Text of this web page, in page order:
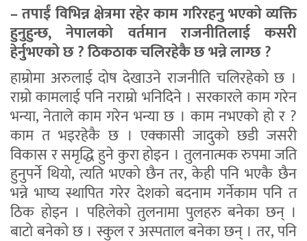
– तपाईं विभिन्न क्षेत्रमा रहेर काम गरिरहनु भएको व्यक्ति
हुनुहुन्छ, नेपालको वर्तमान राजनीतिलाई कसरी
हेर्नुभएको छ ? ठिकठाक चलिरहेकै छ भन्ने लाग्छ ?
हाम्रोमा अरुलाई दोष देखाउने राजनीति चलिरहेको छ ।
राम्रो कामलाई पनि नराम्रो भनिदिने । सरकारले काम गरेन
भन्या, नेताले काम गरेन भन्या छ । काम नभएको हो र ?
काम त भइरहेकै छ । एक्कासी जादुको छडी जसरी
विकास र समृद्धि हुने कुरा होइन । तुलनात्मक रुपमा जति
हुनुपर्ने थियो, त्यति भएको छैन तर, केही पनि भएकै छैन
भन्ने भाष्य स्थापित गरेर देशको बदनाम गर्नेकाम पनि त
ठिक होइन । पहिलेको तुलनामा पुलहरु बनेका छन् ।
बाटो बनेको छ । स्कुल र अस्पताल बनेका छन् । तर, पनि